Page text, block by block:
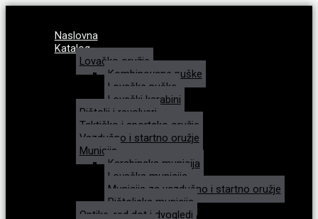
Naslovna
Katalog
Lovačko oružje
Kombinovane puške
Lovačke puške
Lovački karabini
Pištolji i revolveri
Taktičko i sportsko oružje
Vazdušno i startno oružje
Municija
Karabinska municija
Lovačka municija
Municija za vazdušno i startno oružje
Pištoljska municija
Optike, red dot i dvogledi